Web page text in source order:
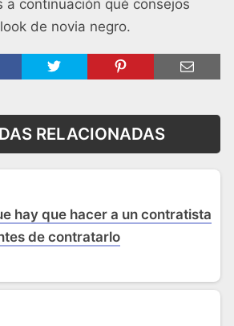
a continuación qué consejos
de novia negro.
RELACIONADAS
hay que hacer a un contratista
de contratarlo